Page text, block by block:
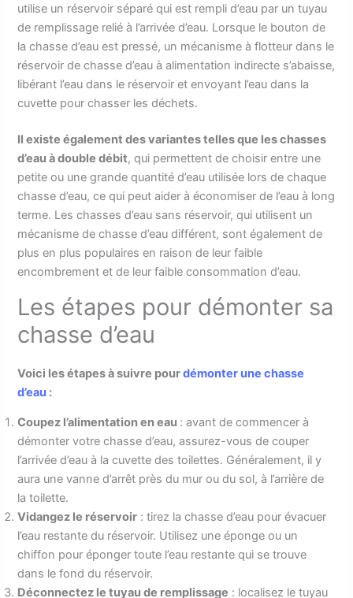
utilise un réservoir séparé qui est rempli d’eau par un tuyau
de remplissage relié à l’arrivée d’eau. Lorsque le bouton de
la chasse d’eau est pressé, un mécanisme à flotteur dans le
réservoir de chasse d’eau à alimentation indirecte s’abaisse,
libérant l’eau dans le réservoir et envoyant l’eau dans la
cuvette pour chasser les déchets.
Il existe également des variantes telles que les chasses
d’eau à double débit, qui permettent de choisir entre une
petite ou une grande quantité d’eau utilisée lors de chaque
chasse d’eau, ce qui peut aider à économiser de l’eau à long
terme. Les chasses d’eau sans réservoir, qui utilisent un
mécanisme de chasse d’eau différent, sont également de
plus en plus populaires en raison de leur faible
encombrement et de leur faible consommation d’eau.
Les étapes pour démonter sa
chasse d’eau
Voici les étapes à suivre pourdémonter une chasse
d’eau :
Coupez l’alimentation en eau : avant de commencer à
démonter votre chasse d’eau, assurez-vous de couper
l’arrivée d’eau à la cuvette des toilettes. Généralement, il y
aura une vanne d’arrêt près du mur ou du sol, à l’arrière de
la toilette.
Vidangez le réservoir : tirez la chasse d’eau pour évacuer
l’eau restante du réservoir. Utilisez une éponge ou un
chiffon pour éponger toute l’eau restante qui se trouve
dans le fond du réservoir.
Déconnectez le tuyau de remplissage : localisez le tuyau